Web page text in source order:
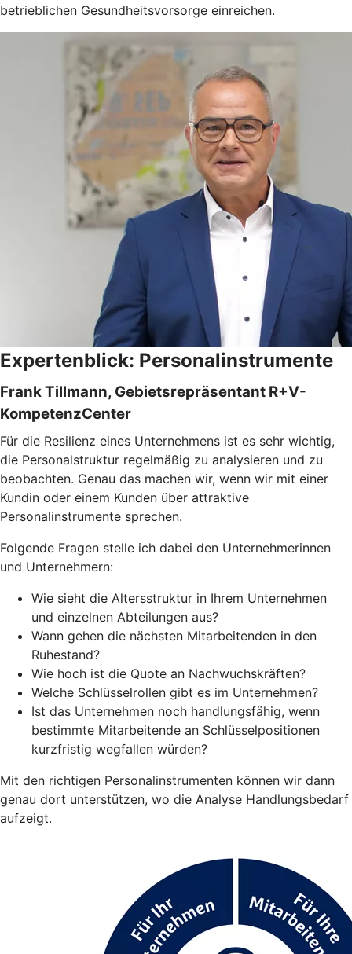
betrieblichen Gesundheitsvorsorge einreichen.
Expertenblick: Personalinstrumente
Frank Tillmann, Gebietsrepräsentant R+V-
KompetenzCenter
Für die Resilienz eines Unternehmens ist es sehr wichtig,
die Personalstruktur regelmäßig zu analysieren und zu
beobachten. Genau das machen wir, wenn wir mit einer
Kundin oder einem Kunden über attraktive
Personalinstrumente sprechen.
Folgende Fragen stelle ich dabei den Unternehmerinnen
und Unternehmern:
Wie sieht die Altersstruktur in Ihrem Unternehmen
und einzelnen Abteilungen aus?
Wann gehen die nächsten Mitarbeitenden in den
Ruhestand?
Wie hoch ist die Quote an Nachwuchskräften?
Welche Schlüsselrollen gibt es im Unternehmen?
Ist das Unternehmen noch handlungsfähig, wenn
bestimmte Mitarbeitende an Schlüsselpositionen
kurzfristig wegfallen würden?
Mit den richtigen Personalinstrumenten können wir dann
genau dort unterstützen, wo die Analyse Handlungsbedarf
aufzeigt.